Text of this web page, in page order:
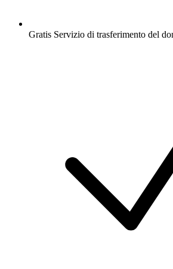
Gratis Servizio di trasferimento del